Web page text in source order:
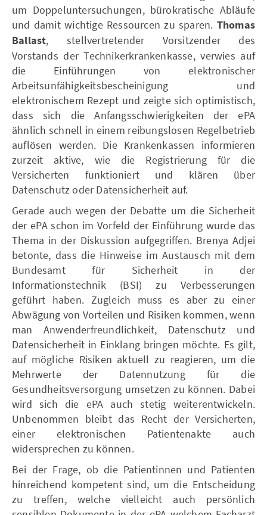
um Doppeluntersuchungen, bürokratische Abläufe
und damit wichtige Ressourcen zu sparen. Thomas
Ballast, stellvertretender Vorsitzender des
Vorstands der Technikerkrankenkasse, verwies auf
die Einführungen von elektronischer
Arbeitsunfähigkeitsbescheinigung und
elektronischem Rezept und zeigte sich optimistisch,
dass sich die Anfangsschwierigkeiten der ePA
ähnlich schnell in einem reibungslosen Regelbetrieb
auflösen werden. Die Krankenkassen informieren
zurzeit aktive, wie die Registrierung für die
Versicherten funktioniert und klären über
Datenschutz oder Datensicherheit auf.
Gerade auch wegen der Debatte um die Sicherheit
der ePA schon im Vorfeld der Einführung wurde das
Thema in der Diskussion aufgegriffen. Brenya Adjei
betonte, dass die Hinweise im Austausch mit dem
Bundesamt für Sicherheit in der
Informationstechnik (BSI) zu Verbesserungen
geführt haben. Zugleich muss es aber zu einer
Abwägung von Vorteilen und Risiken kommen, wenn
man Anwenderfreundlichkeit, Datenschutz und
Datensicherheit in Einklang bringen möchte. Es gilt,
auf mögliche Risiken aktuell zu reagieren, um die
Mehrwerte der Datennutzung für die
Gesundheitsversorgung umsetzen zu können. Dabei
wird sich die ePA auch stetig weiterentwickeln.
Unbenommen bleibt das Recht der Versicherten,
einer elektronischen Patientenakte auch
widersprechen zu können.
Bei der Frage, ob die Patientinnen und Patienten
hinreichend kompetent sind, um die Entscheidung
zu treffen, welche vielleicht auch persönlich